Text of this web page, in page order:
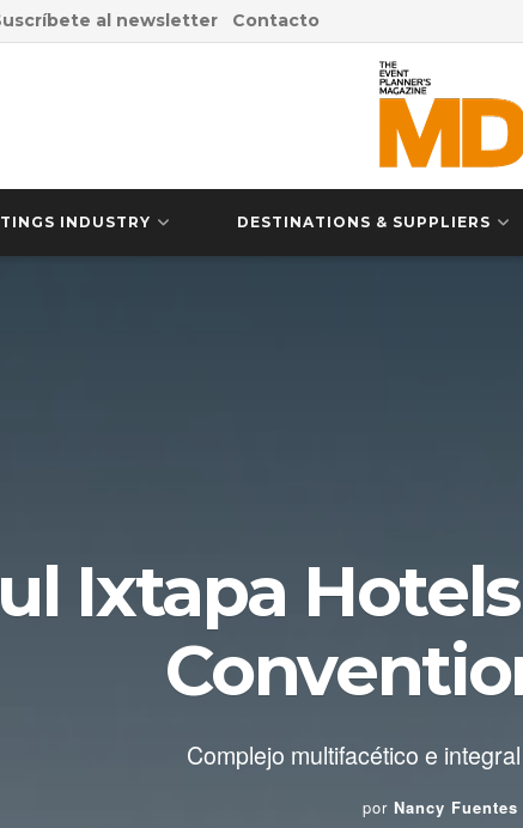
al newsletter Contacto
INDUSTRY DESTINATIONS & SUPPLIERS
Ixtapa
Complejo multifacético e
por Nancy Fuentes